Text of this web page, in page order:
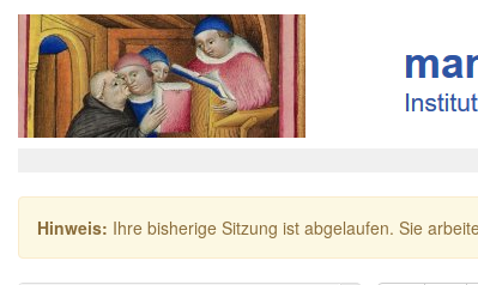
Hinweis: Ihre bisherige Sitzung ist abgelaufen. Sie